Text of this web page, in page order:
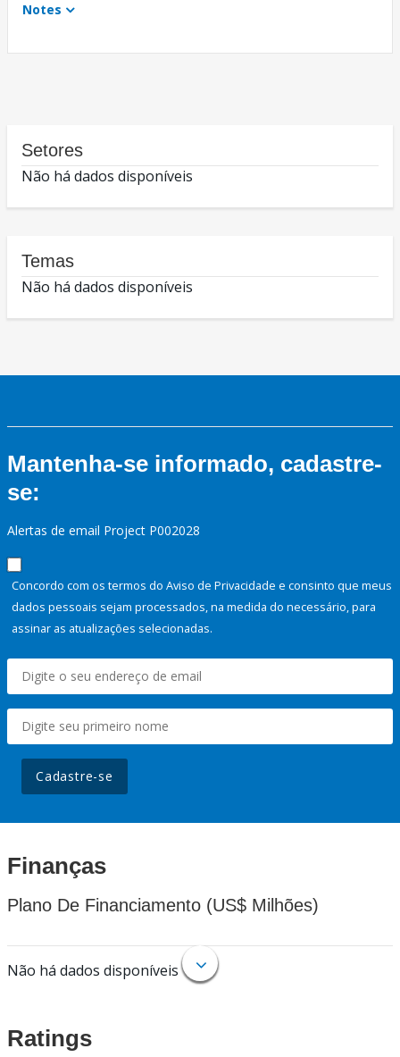
Notes
Setores
Não há dados disponíveis
Temas
Não há dados disponíveis
Mantenha-se informado, cadastre-
se:
Alertas de email Project P002028
Concordo com os termos do Aviso de Privacidade e consinto que meus
dados pessoais sejam processados, na medida do necessário, para
assinar as atualizações selecionadas.
Cadastre-se
Finanças
Plano De Financiamento (US$ Milhões)
Não há dados disponíveis
Ratings